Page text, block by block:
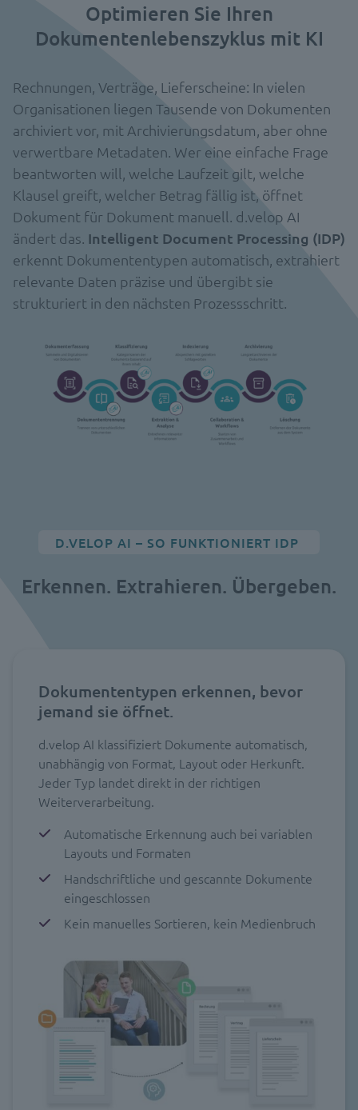
Optimieren Sie Ihren
Dokumentenlebenszyklus mit KI
Rechnungen, Verträge, Lieferscheine: In vielen
Organisationen liegen Tausende von Dokumenten
archiviert vor, mit Archivierungsdatum, aber ohne
verwertbare Metadaten. Wer eine einfache Frage
beantworten will, welche Laufzeit gilt, welche
Klausel greift, welcher Betrag fällig ist, öffnet
Dokument für Dokument manuell. d.velop AI
ändert das. Intelligent Document Processing (IDP)
erkennt Dokumententypen automatisch, extrahiert
relevante Daten präzise und übergibt sie
strukturiert in den nächsten Prozessschritt.
D.VELOP AI – SO FUNKTIONIERT IDP
Erkennen. Extrahieren. Übergeben.
Dokumententypen erkennen, bevor
jemand sie öffnet.
d.velop AI klassifiziert Dokumente automatisch,
unabhängig von Format, Layout oder Herkunft.
Jeder Typ landet direkt in der richtigen
Weiterverarbeitung.
Automatische Erkennung auch bei variablen
Layouts und Formaten
Handschriftliche und gescannte Dokumente
eingeschlossen
Kein manuelles Sortieren, kein Medienbruch